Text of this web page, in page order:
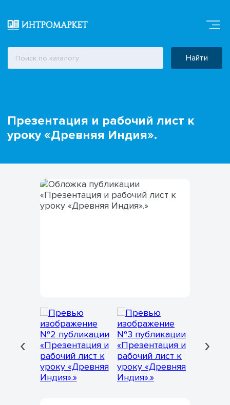
Найти
Презентация и рабочий лист к
уроку «Древняя Индия».
‹ ›